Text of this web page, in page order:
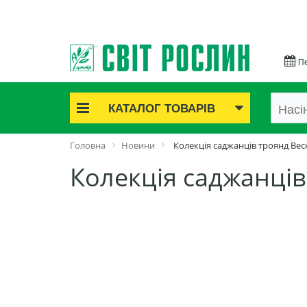
КАТАЛОГ ТОВАРІВ
Акційні товари
Cаджанці троянд
Саджанці плодово-ягідні
Головна Новини Колекція саджанців троянд
Колекція